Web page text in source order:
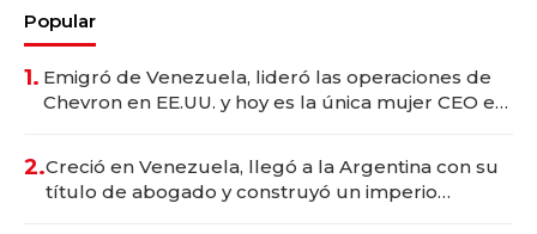
Popular
1. Emigró de Venezuela, lideró las operaciones de
Chevron en EE.UU. y hoy es la única mujer CEO en
2.Creció en Venezuela, llegó a la Argentina con su
título de abogado y construyó un imperio